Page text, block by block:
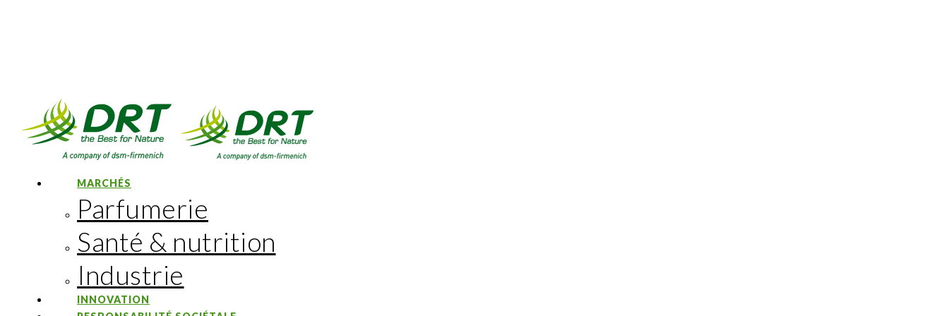
MARCHÉS
Parfumerie
Santé & nutrition
Industrie
INNOVATION